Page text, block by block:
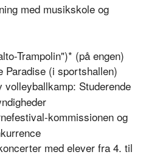
med musikskole og
Trampolin")* (på engen)
Paradise (i sportshallen)
volleyballkamp: Studerende
kommissionen og
med elever fra 4. til